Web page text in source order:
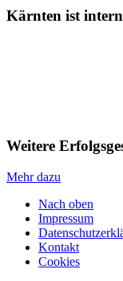
Kärnten ist
Weitere
Mehr dazu
Nach oben
Impressum
Kontakt
Cookies